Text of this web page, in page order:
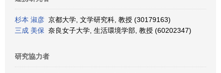
杉本 淑彦 京都大学, 文学研究科, 教授 (30179163)
三成 美保 奈良女子大学, 生活環境学部, 教授 (60202347)
研究協力者